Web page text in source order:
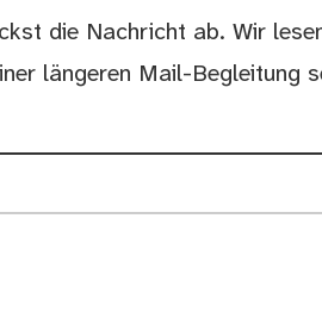
die Nachricht ab. Wir
längeren Mail-Begleitung